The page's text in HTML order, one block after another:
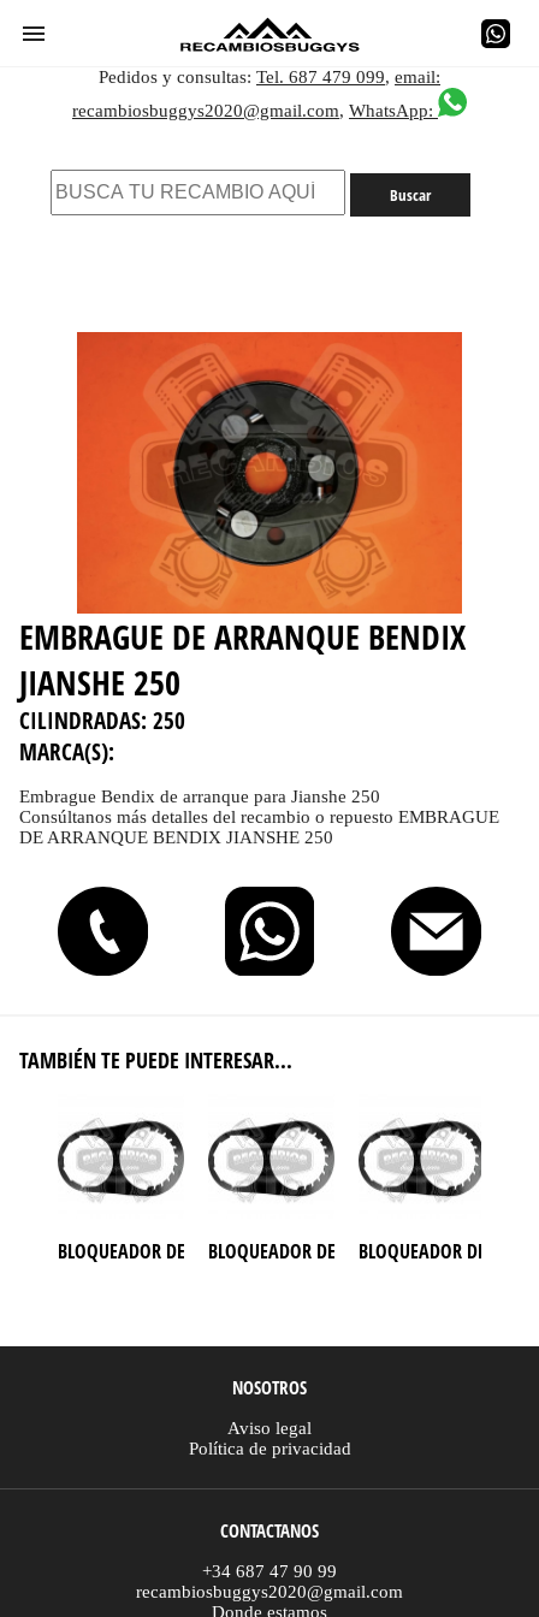
Pedidos y consultas: Tel. 687 479 099, email:
recambiosbuggys2020@gmail.com, WhatsApp:
EMBRAGUE DE ARRANQUE BENDIX
JIANSHE 250
CILINDRADAS: 250
MARCA(S):
Embrague Bendix de arranque para Jianshe 250
Consúltanos más detalles del recambio o repuesto EMBRAGUE
DE ARRANQUE BENDIX JIANSHE 250
TAMBIÉN TE PUEDE INTERESAR...
BLOQUEADOR DE EMBRAGUE ATV 1000 OUTLANDER
BLOQUEADOR DE EMBRAGUE BUGGY 1000
BLOQUEADOR DE
NOSOTROS
Aviso legal
Política de privacidad
CONTACTANOS
+34 687 47 90 99
recambiosbuggys2020@gmail.com
Donde estamos